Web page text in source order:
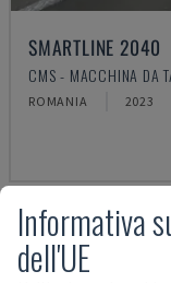
SMARTLINE 2040
CMS - MACCHINA DA
ROMANIA 2023
Informativa
dell'UE